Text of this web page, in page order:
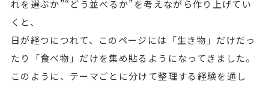
れを選ぶか”“どう並べるか”を考えながら作り上げてい
くと、
日が経つにつれて、このページには「生き物」だけだっ
たり「食べ物」だけを集め貼るようになってきました。
このように、テーマごとに分けて整理する経験を通し